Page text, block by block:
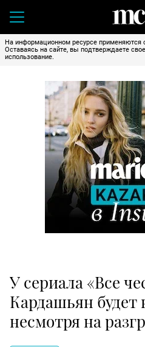
На информационном ресурсе применяются
Оставаясь на сайте, вы подтверждаете свое
использование.
У сериала «Все
Кардашьян будет
несмотря на